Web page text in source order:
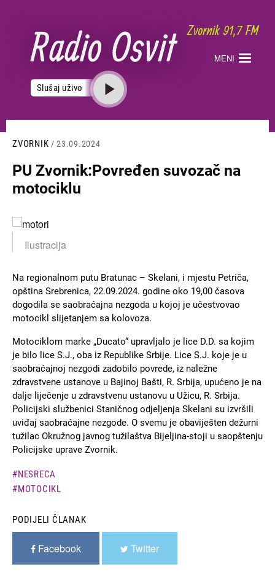
sadržaj
MENI
Slušaj uživo
ZVORNIK / 23.09.2024
PU Zvornik:Povređen suvozač na
motociklu
Slika
Ilustracija
Na regionalnom putu Bratunac – Skelani, i mjestu Petriča,
opština Srebrenica, 22.09.2024. godine oko 19,00 časova
dogodila se saobraćajna nezgoda u kojoj je učestvovao
motocikl slijetanjem sa kolovoza.
Motociklom marke „Ducato“ upravljalo je lice D.D. sa kojim
je bilo lice S.J., oba iz Republike Srbije. Lice S.J. koje je u
saobraćajnoj nezgodi zadobilo povrede, iz naležne
zdravstvene ustanove u Bajinoj Bašti, R. Srbija, upućeno je na
dalje liječenje u zdravstvenu ustanovu u Užicu, R. Srbija.
Policijski službenici Staničnog odjeljenja Skelani su izvršili
uviđaj saobraćajne nezgode. O svemu je obaviješten dežurni
tužilac Okružnog javnog tužilaštva Bijeljina-stoji u saopštenju
Policijske uprave Zvornik.
NESRECA
MOTOCIKL
PODIJELI ČLANAK
Facebook Twitter